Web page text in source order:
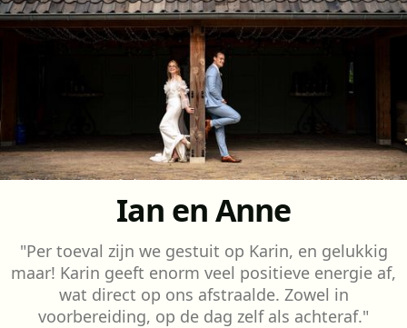
Ian en Anne
"Per toeval zijn we gestuit op Karin, en gelukkig
maar! Karin geeft enorm veel positieve energie af,
wat direct op ons afstraalde. Zowel in
voorbereiding, op de dag zelf als achteraf."